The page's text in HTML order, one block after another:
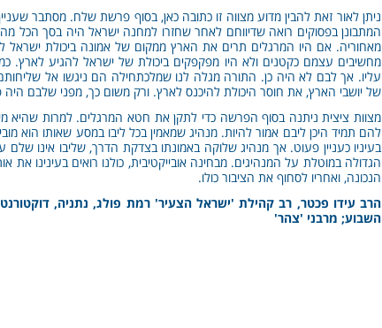
ניתן לאור זאת להבין מדוע מצווה זו כתובה כאן, בסוף פרשת שלח. מסתבר
המתבונן בפסוקים רואה שדיווחם לאחר שחזרו למחנה ישראל היה בסך
מאחוריה. אם היו המרגלים תרים את הארץ ממקום של אמונה ביכולת
מחשיבים עצמם כקטנים ולא היו מפקפקים ביכולת של ישראל להגיע לארץ.
עליו. אך לבם לא היה כן. התורה מגלה לנו שמלכתחילה הם ניגשו אל
של יושבי הארץ, את חוסר היכולת להיכנס לארץ. ורק משום כך, מפני שלבם היה
מצוות ציצית ניתנה בסוף הפרשה כדי לתקן את חטא המרגלים. למרות שהיא
להם תמיד היכן ליבם אמור להיות. מנהיג שמאמין בכל ליבו במסע שאותו הוא
בעיניו כעניין פעוט. אך מנהיג שלוקה באמונתו בצדקת הדרך, שליבו אינו שלם
הגדולה במוטלת על המנהיגים. מבחינה אובייקטיבית, כולנו רואים
הנכונה, ואחריו לסחוף את הציבור כולו.
הרב עידו פכטר, רב קהילת 'ישראל הצעיר' רמת פולג, נתניה,
השבוע; מרבני 'צהר'